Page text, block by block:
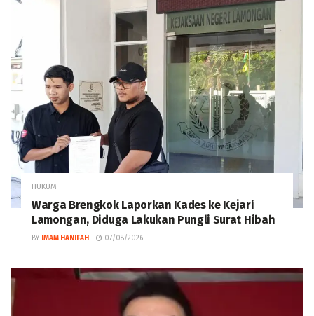
HUKUM
Warga Brengkok Laporkan Kades ke Kejari
Lamongan, Diduga Lakukan Pungli Surat Hibah
BY IMAM HANIFAH 07/08/2026